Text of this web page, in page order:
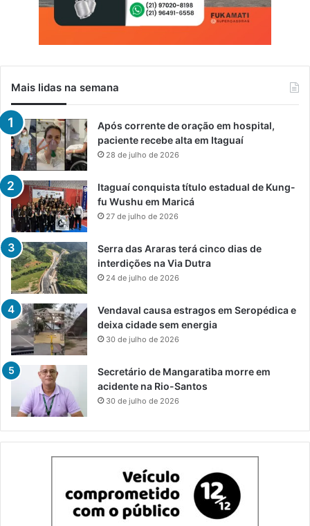
Mais lidas na semana
Após corrente de oração em hospital,
paciente recebe alta em Itaguaí
28 de julho de 2026
Itaguaí conquista título estadual de Kung-
fu Wushu em Maricá
27 de julho de 2026
Serra das Araras terá cinco dias de
interdições na Via Dutra
24 de julho de 2026
Vendaval causa estragos em Seropédica e
deixa cidade sem energia
30 de julho de 2026
Secretário de Mangaratiba morre em
acidente na Rio-Santos
30 de julho de 2026